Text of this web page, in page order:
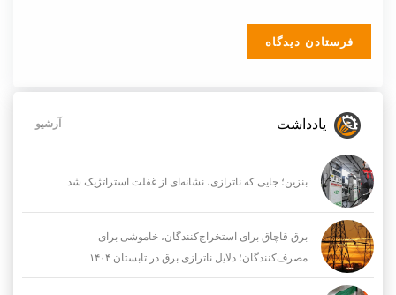
یادداشت آرشیو
بنزین؛ جایی که ناترازی، نشانه‌ای از غفلت استراتژیک شد
برق قاچاق برای استخراج‌کنندگان، خاموشی برای
مصرف‌کنندگان؛ دلایل ناترازی برق در تابستان ۱۴۰۴